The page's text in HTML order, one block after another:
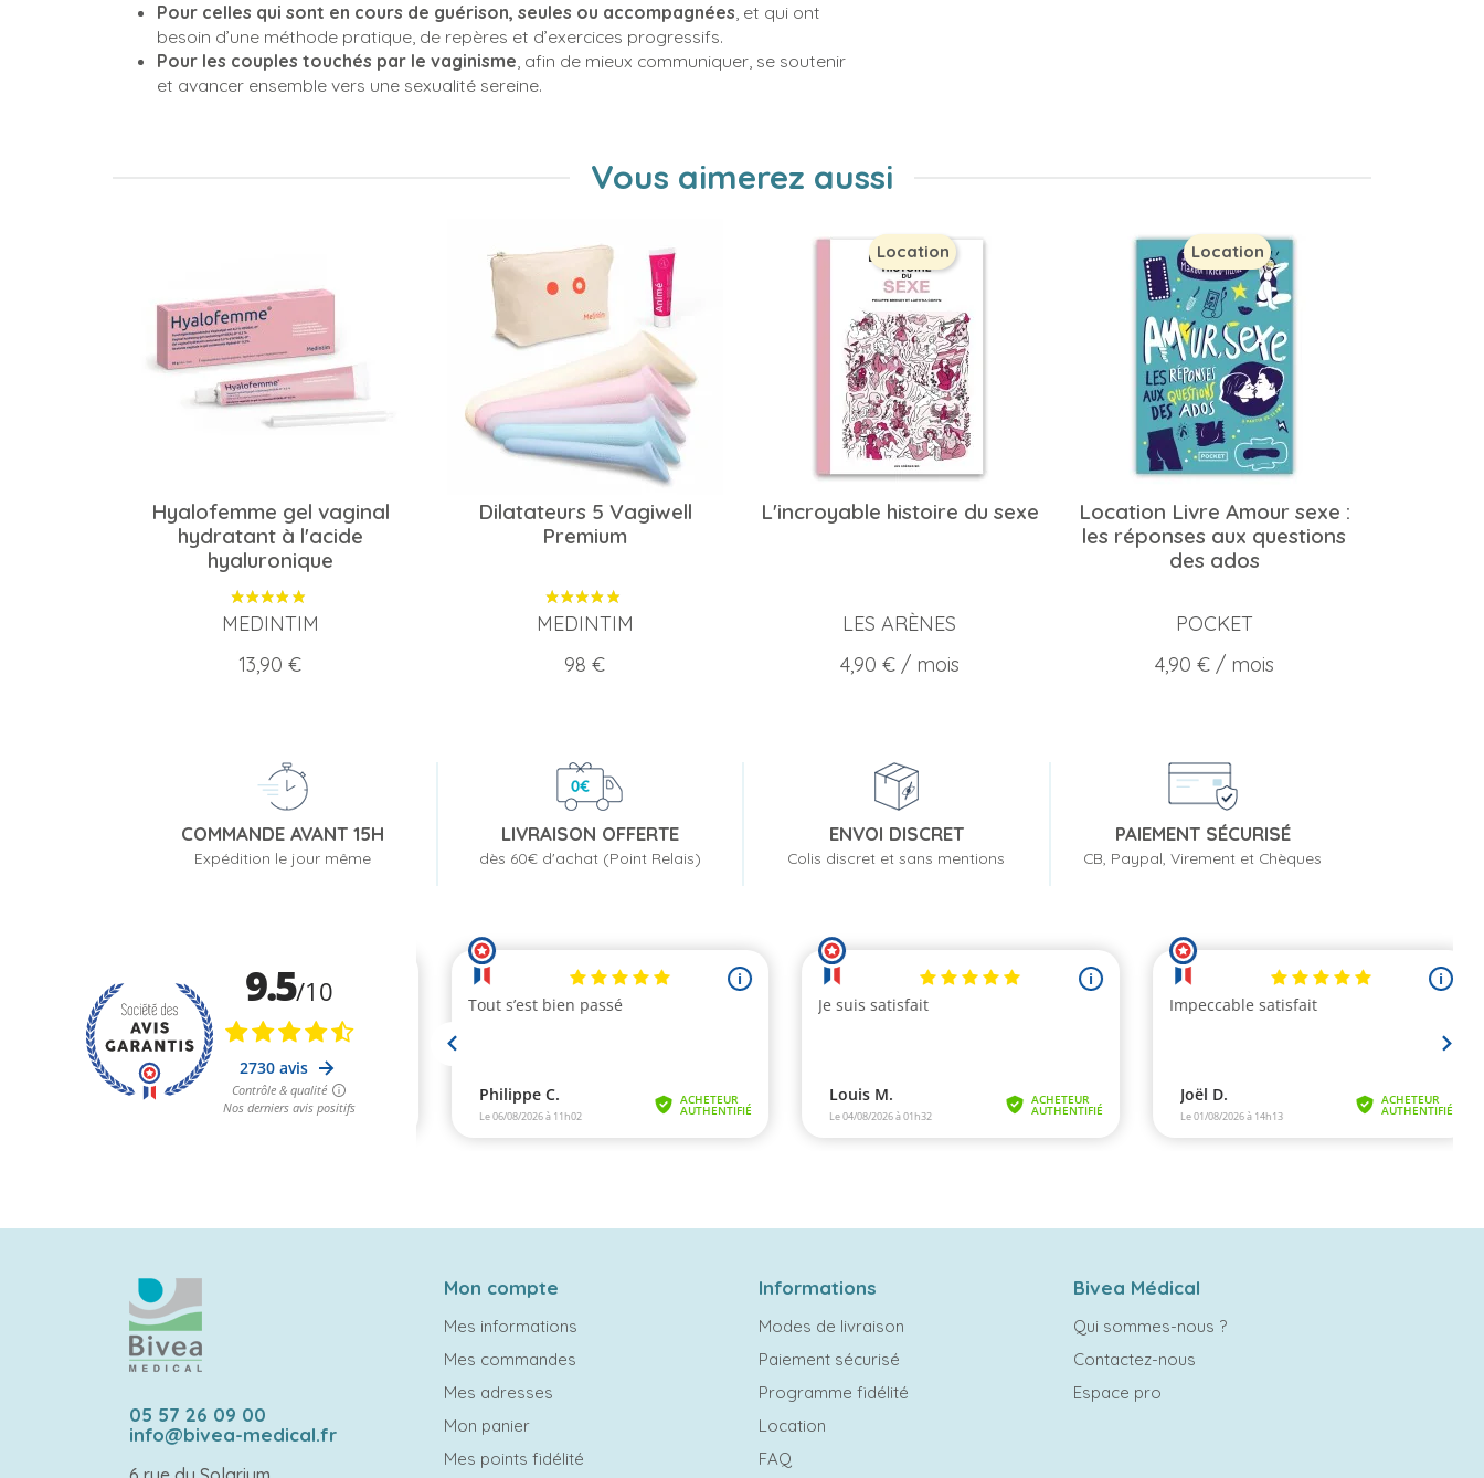
Pour celles qui sont en cours de guérison, seules ou accompagnées, et qui ont
besoin d’une méthode pratique, de repères et d’exercices progressifs.
Pour les couples touchés par le vaginisme, afin de mieux communiquer, se soutenir
et avancer ensemble vers une sexualité sereine.
Vous aimerez aussi
Hyalofemme gel vaginal
hydratant à l'acide
hyaluronique
MEDINTIM
Prix
13,90 €
Dilatateurs 5 Vagiwell
Premium
MEDINTIM
Prix
98 €
L'incroyable histoire du sexe
LES ARÈNES
Prix
4,90 €/ mois
Location
Location Livre Amour sexe :
les réponses aux questions
des ados
POCKET
Prix
4,90 €/ mois
Location
COMMANDE AVANT 15H
Expédition le jour même
LIVRAISON OFFERTE
dès 60€ d'achat (Point Relais)
ENVOI DISCRET
Colis discret et sans mentions
PAIEMENT SÉCURISÉ
CB, Paypal, Virement et Chèques
05 57 26 09 00
info@bivea-medical.fr
Mon compte
Mes informations
Mes commandes
Mes adresses
Mon panier
Mes points fidélité
Informations
Modes de livraison
Paiement sécurisé
Programme fidélité
Location
FAQ
Bivea Médical
Qui sommes-nous ?
Contactez-nous
Espace pro